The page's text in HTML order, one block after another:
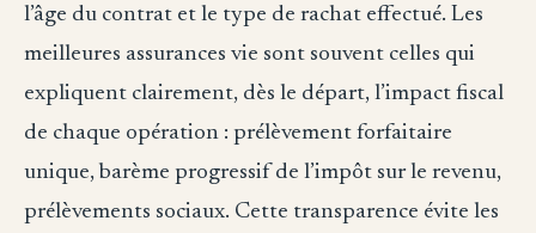
l’âge du contrat et le type de rachat effectué. Les
meilleures assurances vie sont souvent celles qui
expliquent clairement, dès le départ, l’impact fiscal
de chaque opération : prélèvement forfaitaire
unique, barème progressif de l’impôt sur le revenu,
prélèvements sociaux. Cette transparence évite les